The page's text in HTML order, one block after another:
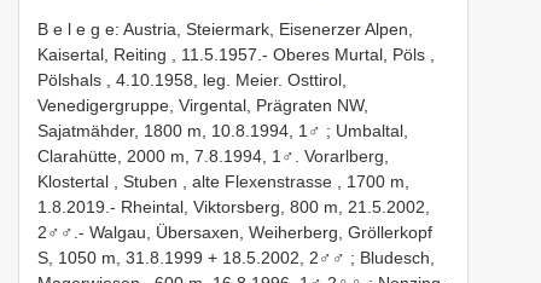
B e l e g e: Austria, Steiermark, Eisenerzer Alpen,
Kaisertal, Reiting , 11.5.1957.- Oberes Murtal, Pöls ,
Pölshals , 4.10.1958, leg. Meier. Osttirol,
Venedigergruppe, Virgental, Prägraten NW,
Sajatmähder, 1800 m, 10.8.1994, 1♂ ; Umbaltal,
Clarahütte, 2000 m, 7.8.1994, 1♂. Vorarlberg,
Klostertal , Stuben , alte Flexenstrasse , 1700 m,
1.8.2019.- Rheintal, Viktorsberg, 800 m, 21.5.2002,
2♂♂.- Walgau, Übersaxen, Weiherberg, Gröllerkopf
S, 1050 m, 31.8.1999 + 18.5.2002, 2♂♂ ; Bludesch,